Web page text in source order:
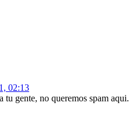
02:13
tu gente, no queremos spam aqui.